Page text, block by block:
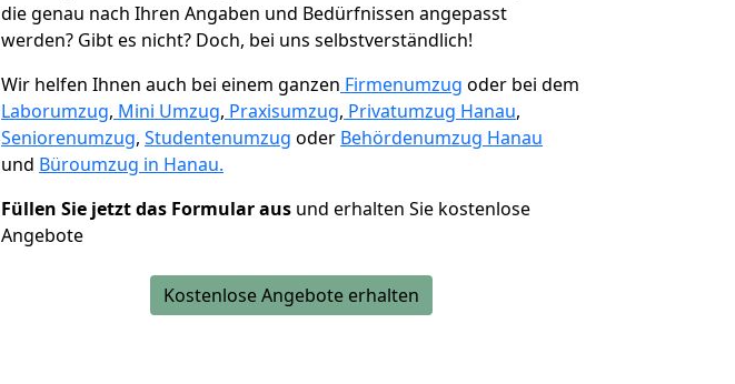
die genau nach Ihren Angaben und Bedürfnissen angepasst
werden? Gibt es nicht? Doch, bei uns selbstverständlich!
Wir helfen Ihnen auch bei einem ganzen Firmenumzug oder bei dem
Laborumzug, Mini Umzug, Praxisumzug, Privatumzug Hanau,
Seniorenumzug, Studentenumzug oder Behördenumzug Hanau
und Büroumzug in Hanau.
Füllen Sie jetzt das Formular aus und erhalten Sie kostenlose
Angebote
Kostenlose Angebote erhalten